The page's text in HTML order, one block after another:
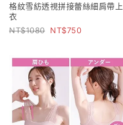
格紋雪紡透視拼接蕾絲細肩帶上
衣
1080
750